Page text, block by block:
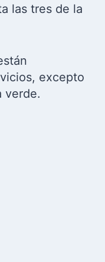
las tres de la
excepto
verde.